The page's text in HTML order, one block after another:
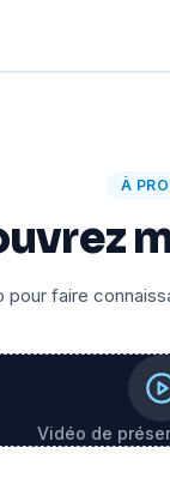
À
pour faire
Vidéo de